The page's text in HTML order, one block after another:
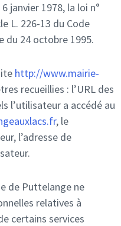
janvier 1978, la loi n°
L. 226-13 du Code
du 24 octobre 1995.
http://www.mairie-
recueillies : l’URL des
l’utilisateur a accédé au
, le
l’adresse de
de Puttelange ne
relatives à
certains services